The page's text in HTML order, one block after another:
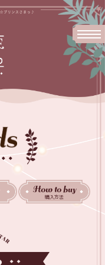
How to buy
購入方法